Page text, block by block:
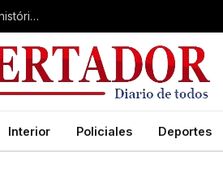
Virasoro inauguró la 7ª Feria del Libro con un fuerte acento local e histórico
Interior Policiales Deportes